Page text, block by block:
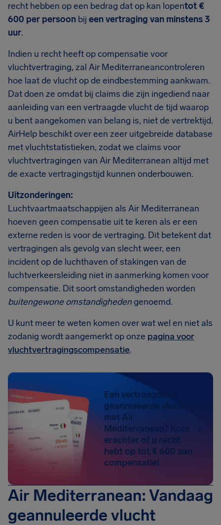
recht hebben op een bedrag dat op kan lopentot €
600 per persoon bij een vertraging van minstens 3
uur.
Indien u recht heeft op compensatie voor
vluchtvertraging, zal Air Mediterraneancontroleren
hoe laat de vlucht op de eindbestemming aankwam.
Dat doen ze omdat bij claims die zijn ingediend naar
aanleiding van een vertraagde vlucht de tijd waarop
u bent aangekomen van belang is, niet de vertrektijd.
AirHelp beschikt over een zeer uitgebreide database
met vluchtstatistieken, zodat we claims voor
vluchtvertragingen van Air Mediterranean altijd met
de exacte vertragingstijd kunnen onderbouwen.
Uitzonderingen:
Luchtvaartmaatschappijen als Air Mediterranean
hoeven geen compensatie uit te keren als er een
externe reden is voor de vertraging. Dit betekent dat
vertragingen als gevolg van slecht weer, een
incident op de luchthaven of stakingen van de
luchtverkeersleiding niet in aanmerking komen voor
compensatie. Dit soort omstandigheden worden
buitengewone omstandighedengenoemd.
U kunt meer te weten komen over wat wel en niet als
zodanig wordt aangemerkt op onze pagina voor
vluchtvertragingscompensatie.
Een vertraagde of
geannuleerde vlucht
met Air
Mediterranean? Kom
erachter of u recht
hebt op tot € 600 aan
compensatie!
Air Mediterranean: Vandaag
geannuleerde vlucht